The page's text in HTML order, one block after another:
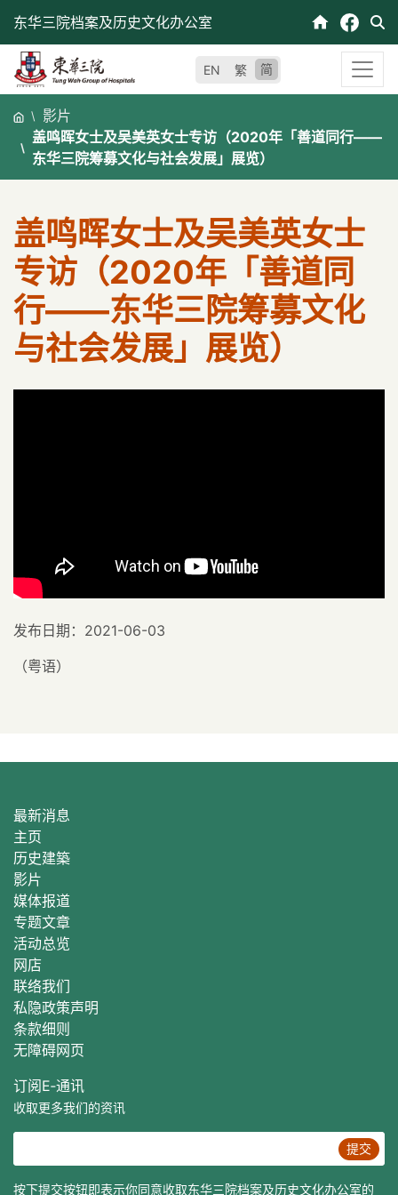
东华三院档案及历史文化办公室
EN 繁 简
影片
盖鸣晖女士及吴美英女士专访（2020年「善道同行——
东华三院筹募文化与社会发展」展览）
盖鸣晖女士及吴美英女士
专访（2020年「善道同
行——东华三院筹募文化
与社会发展」展览）
发布日期：2021-06-03
（粤语）
最新消息
主页
历史建築
影片
媒体报道
专题文章
活动总览
网店
联络我们
私隐政策声明
条款细则
无障碍网页
订阅E‐通讯
收取更多我们的资讯
提交
按下提交按钮即表示你同意收取东华三院档案及历史文化办公室的